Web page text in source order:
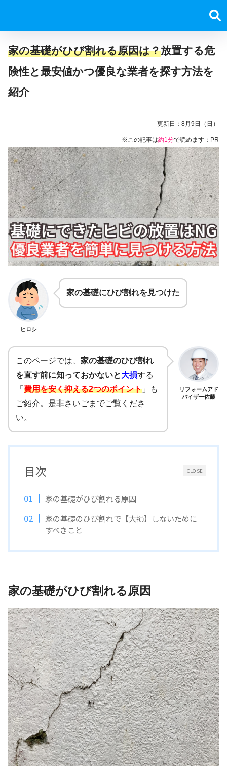
家の基礎がひび割れる原因は？放置する危
険性と最安値かつ優良な業者を探す方法を
紹介
更新日： 8月9日（日）
※この記事は約1分で読めます：PR
ヒロシ
家の基礎にひび割れを見つけた
このページでは、 家の基礎のひび割れ
を直す前に知っておかないと大損する
「 費用を安く抑える2つのポイント 」も
ご紹介。是非さいごまでご覧くださ
い。
リフォームアド
バイザー佐藤
CLOSE
目次
家の基礎がひび割れる原因
家の基礎のひび割れで【大損】しないために
すべきこと
家の基礎がひび割れる原因